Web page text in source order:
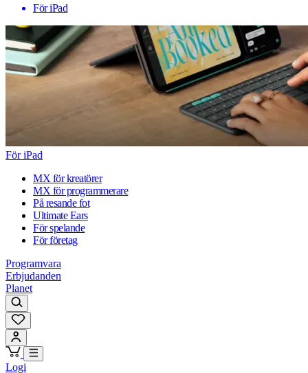
För iPad
För iPad
MX för kreatörer
MX för programmerare
På resande fot
Ultimate Ears
För spelande
För företag
Programvara
Erbjudanden
Planet
Logi